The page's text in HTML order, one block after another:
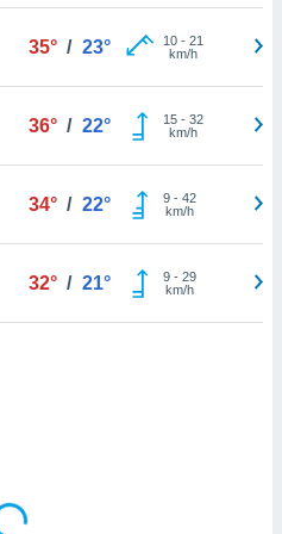
35° / 23° 10- 21
km/h
36° / 22° 15- 32
km/h
34° / 22° 9- 42
km/h
32° / 21° 9- 29
km/h